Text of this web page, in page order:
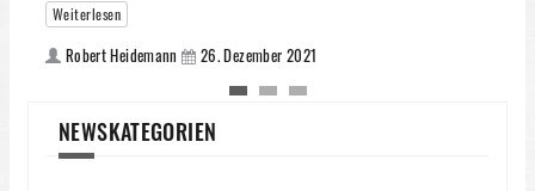
Weiterlesen
Robert Heidemann 26. Dezember 2021
NEWSKATEGORIEN